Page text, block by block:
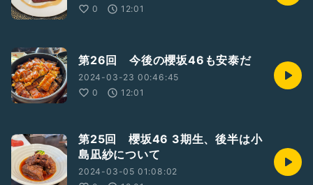
0
12:01
第26回 今後の櫻坂46も安泰だ
2024-03-23 00:46:45
0
12:01
第25回 櫻坂46 3期生、後半は小
島凪紗について
2024-03-05 01:08:02